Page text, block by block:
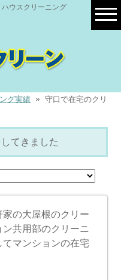
ウスクリーニング
グ実績 » 守口で在宅のクリ
てきました
の大屋根のクリー
共用部のクリーニ
マンションの在宅